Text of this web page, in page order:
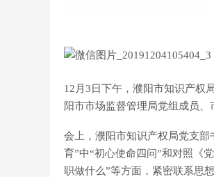
12月3日下午，濮阳市知识产权
阳市市场监督管理局党组成员、
会上，濮阳市知识产权局党支
育”中“初心使命四问”和对照《
职做什么”等方面，紧密联系思